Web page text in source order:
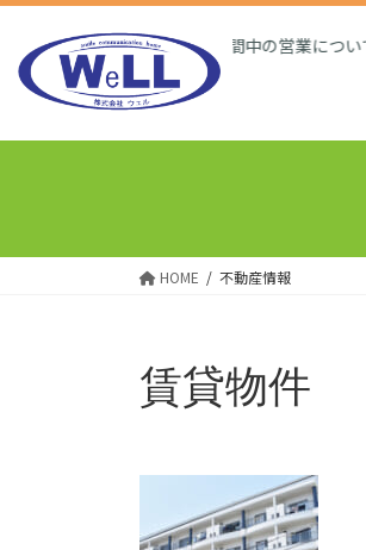
コ
ナ
2026/8/3:お盆期間中の営業について
HOME 不動産情報
賃貸物件